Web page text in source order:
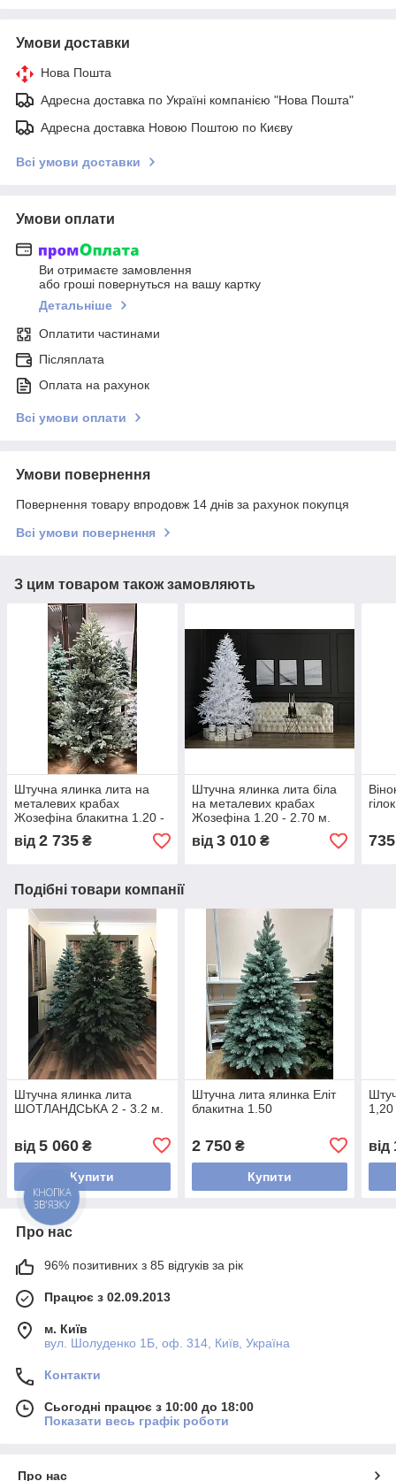
Умови доставки
Нова Пошта
Адресна доставка по Україні компанією "Нова Пошта"
Адресна доставка Новою Поштою по Києву
Всі умови доставки
Умови оплати
Ви отримаєте замовлення
або гроші повернуться на вашу картку
Детальніше
Оплатити частинами
Післяплата
Оплата на рахунок
Всі умови оплати
Умови повернення
Повернення товару впродовж 14 днів за рахунок покупця
Всі умови повернення
З цим товаром також замовляють
Штучна ялинка лита на
металевих крабах
Жозефіна блакитна 1.20 -
від 2 735 ₴
Штучна ялинка лита біла
на металевих крабах
Жозефіна 1.20 - 2.70 м.
від 3 010₴ 735
Подібні товари компанії
Штучна ялинка лита
ШОТЛАНДСЬКА 2 - 3.2 м.
від 5 060 ₴
Купити
Штучна лита ялинка Еліт
блакитна 1.50
2 750₴
Купити
від
Про нас
96% позитивних з 85 відгуків за рік
Працює з 02.09.2013
м. Київ
вул. Шолуденко 1Б, оф. 314, Київ, Україна
Контакти
Сьогодні працює з 10:00 до 18:00
Показати весь графік роботи
Про нас
КНОПКА
ЗВ'ЯЗКУ